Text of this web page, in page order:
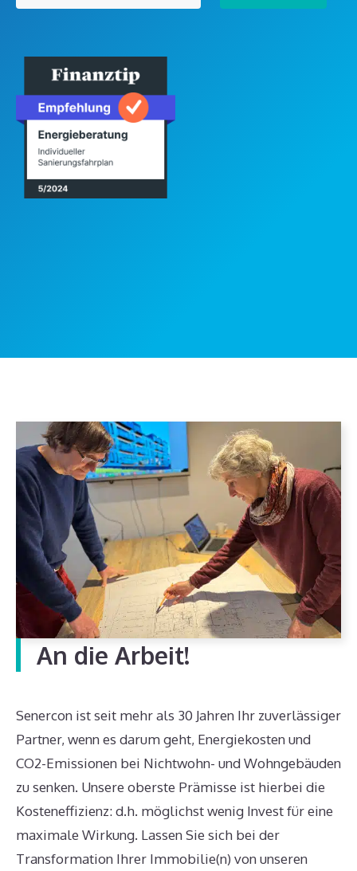
An die Arbeit!
Senercon ist seit mehr als 30 Jahren Ihr zuverlässiger
Partner, wenn es darum geht, Energiekosten und
CO2-Emissionen bei Nichtwohn- und Wohngebäuden
zu senken. Unsere oberste Prämisse ist hierbei die
Kosteneffizienz: d.h. möglichst wenig Invest für eine
maximale Wirkung. Lassen Sie sich bei der
Transformation Ihrer Immobilie(n) von unseren